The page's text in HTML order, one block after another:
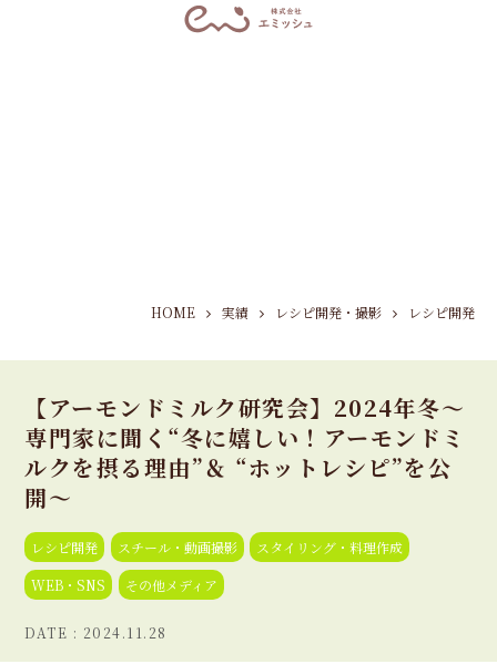
HOME 実績 レシピ開発・撮影 レシピ開発
【アーモンドミルク研究会】2024年冬～
専門家に聞く“冬に嬉しい！アーモンドミ
ルクを摂る理由”＆ “ホットレシピ”を公
開～
レシピ開発 スチール・動画撮影
スタイリング・料理作成
WEB・SNS
その他メディア
2024.11.28